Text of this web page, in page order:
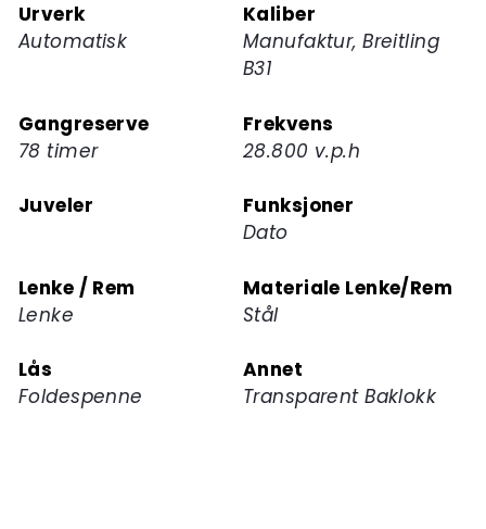
Urverk
Automatisk
Kaliber
Manufaktur, Breitling
B31
Gangreserve
78 timer
Frekvens
28.800 v.p.h
Juveler
Funksjoner
Dato
Lenke / Rem
Lenke
Materiale Lenke/Rem
Stål
Lås
Foldespenne
Annet
Transparent Baklokk